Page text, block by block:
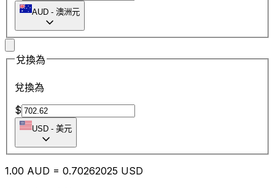
AUD - 澳洲元
兌換為
兌換為
$
USD - 美元
1.00 AUD = 0.70262025 USD